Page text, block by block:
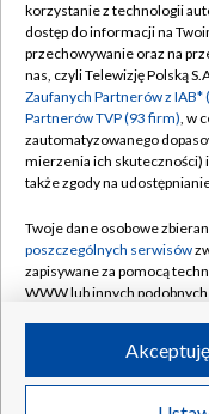
Abonament TVP
Emisja w TVP
Centrum informacji
Naziemna
Rada Programowa
System NOS
Informacje o
Program dla prasy
©2026
korzystanie z technologii
dostęp do informacji na
przechowywanie oraz na
nas, czyli Telewizję Polską
Zaufanych Partnerów z IAB*
Partnerów TVP (93 firm), w
zautomatyzowanego
mierzenia ich skuteczności)
także zgody na
Twoje dane osobowe
poszczególnych serwisów
zapisywane za pomocą
WWW lub innych
ruchu w Internecie.
Twoje dane osobowe